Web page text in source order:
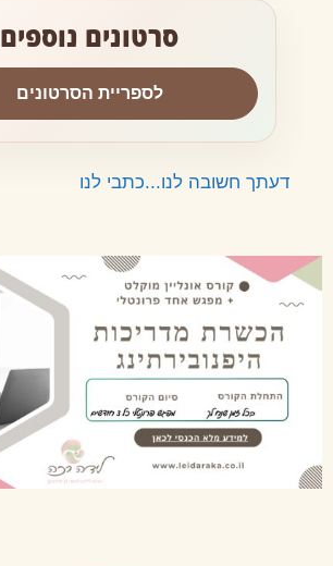
סרטונים נוספים
לספריית הסרטונים
דעתך חשובה לנו...כתבי לנו